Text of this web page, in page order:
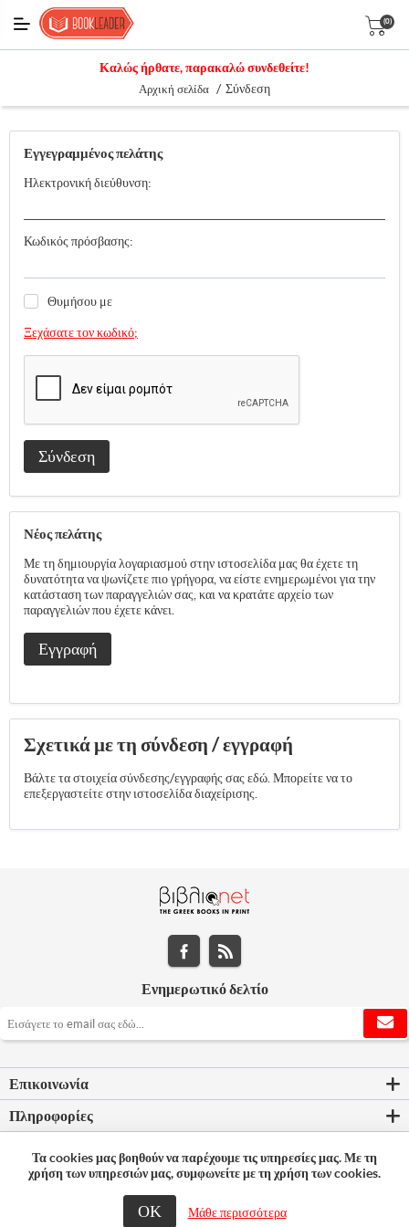
(0)
Καλώς ήρθατε, παρακαλώ συνδεθείτε!
Αρχική σελίδα / Σύνδεση
Εγγεγραμμένος πελάτης
Ηλεκτρονική διεύθυνση:
Κωδικός πρόσβασης:
Θυμήσου με
Ξεχάσατε τον κωδικό;
Σύνδεση
Νέος πελάτης
Με τη δημιουργία λογαριασμού στην ιστοσελίδα μας θα έχετε τη
δυνατότητα να ψωνίζετε πιο γρήγορα, να είστε ενημερωμένοι για την
κατάσταση των παραγγελιών σας, και να κρατάτε αρχείο των
παραγγελιών που έχετε κάνει.
Εγγραφή
Σχετικά με τη σύνδεση / εγγραφή
Βάλτε τα στοιχεία σύνδεσης/εγγραφής σας εδώ. Μπορείτε να το
επεξεργαστείτε στην ιστοσελίδα διαχείρισης.
Ενημερωτικό δελτίο
Επικοινωνία
Πληροφορίες
Ο λογαριασμός μου
© 2026 Bookleader
Τα cookies μας βοηθούν να παρέχουμε τις υπηρεσίες μας. Με τη
χρήση των υπηρεσιών μας, συμφωνείτε με τη χρήση των cookies.
ΟΚ Μάθε περισσότερα